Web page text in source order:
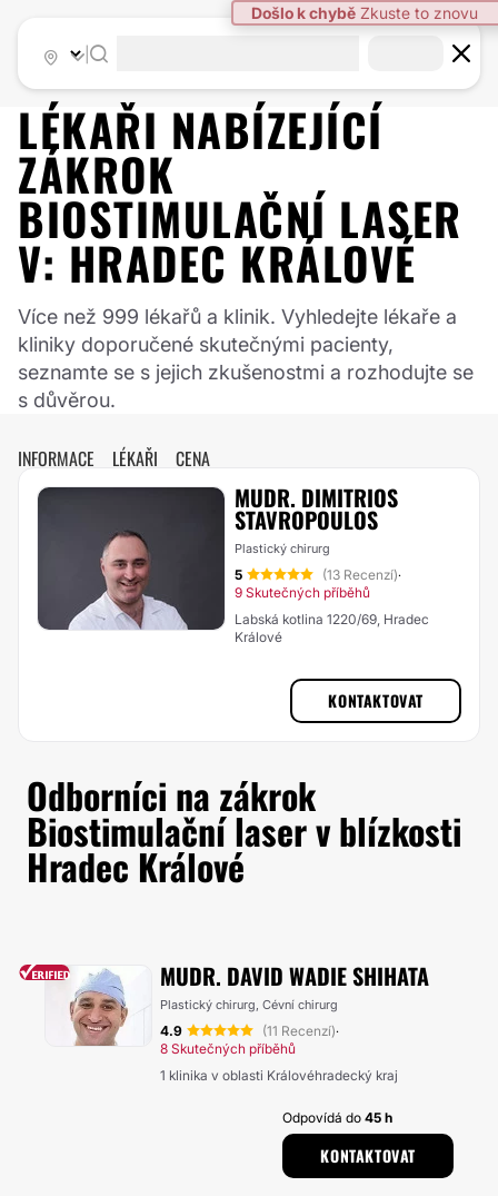
LÉKAŘI NABÍZEJÍCÍ
ZÁKROK
BIOSTIMULAČNÍ LASER
V: HRADEC KRÁLOVÉ
Více než 999 lékařů a klinik. Vyhledejte lékaře a
kliniky doporučené skutečnými pacienty,
seznamte se s jejich zkušenostmi a rozhodujte se
s důvěrou.
INFORMACE LÉKAŘI CENA
MUDR. DIMITRIOS
STAVROPOULOS
Plastický chirurg
5 (13 Recenzí)·
9 Skutečných příběhů
Labská kotlina 1220/69, Hradec
Králové
KONTAKTOVAT
Odborníci na zákrok
Biostimulační laser v blízkosti
Hradec Králové
MUDR. DAVID WADIE SHIHATA
Plastický chirurg, Cévní chirurg
4.9 (11 Recenzí)·
8 Skutečných příběhů
1 klinika v oblasti Královéhradecký kraj
Odpovídá do45 h
KONTAKTOVAT